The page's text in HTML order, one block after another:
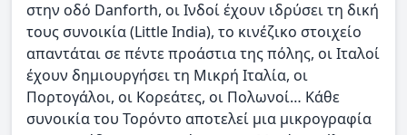
στην οδό Danforth, οι Ινδοί έχουν ιδρύσει τη δική
τους συνοικία (Little India), το κινέζικο στοιχείο
απαντάται σε πέντε προάστια της πόλης, οι Ιταλοί
έχουν δημιουργήσει τη Μικρή Ιταλία, οι
Πορτογάλοι, οι Κορεάτες, οι Πολωνοί… Κάθε
συνοικία του Τορόντο αποτελεί μια μικρογραφία